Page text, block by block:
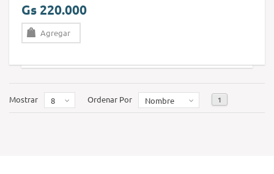
Gs 220.000
Agregar
Mostrar 8 Ordenar Por Nombre 1